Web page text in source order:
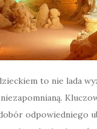
to nie lada
odpowiedniego